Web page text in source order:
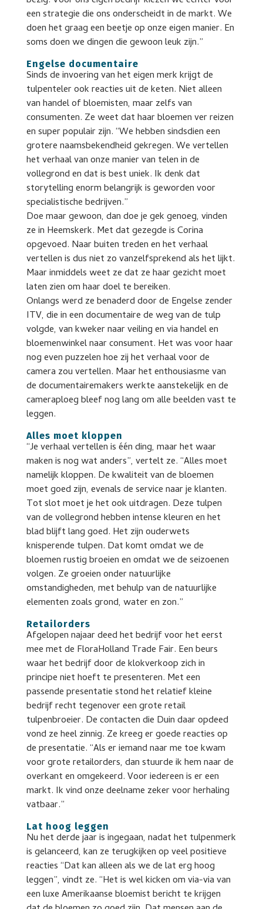
een strategie die ons onderscheidt in de markt. We
doen het graag een beetje op onze eigen manier. En
soms doen we dingen die gewoon leuk zijn.”
Engelse documentaire
Sinds de invoering van het eigen merk krijgt de
tulpenteler ook reacties uit de keten. Niet alleen
van handel of bloemisten, maar zelfs van
consumenten. Ze weet dat haar bloemen ver reizen
en super populair zijn. “We hebben sindsdien een
grotere naamsbekendheid gekregen. We vertellen
het verhaal van onze manier van telen in de
vollegrond en dat is best uniek. Ik denk dat
storytelling enorm belangrijk is geworden voor
specialistische bedrijven.”
Doe maar gewoon, dan doe je gek genoeg, vinden
ze in Heemskerk. Met dat gezegde is Corina
opgevoed. Naar buiten treden en het verhaal
vertellen is dus niet zo vanzelfsprekend als het lijkt.
Maar inmiddels weet ze dat ze haar gezicht moet
laten zien om haar doel te bereiken.
Onlangs werd ze benaderd door de Engelse zender
ITV, die in een documentaire de weg van de tulp
volgde, van kweker naar veiling en via handel en
bloemenwinkel naar consument. Het was voor haar
nog even puzzelen hoe zij het verhaal voor de
camera zou vertellen. Maar het enthousiasme van
de documentairemakers werkte aanstekelijk en de
cameraploeg bleef nog lang om alle beelden vast te
leggen.
Alles moet kloppen
“Je verhaal vertellen is één ding, maar het waar
maken is nog wat anders”, vertelt ze. “Alles moet
namelijk kloppen. De kwaliteit van de bloemen
moet goed zijn, evenals de service naar je klanten.
Tot slot moet je het ook uitdragen. Deze tulpen
van de vollegrond hebben intense kleuren en het
blad blijft lang goed. Het zijn ouderwets
knisperende tulpen. Dat komt omdat we de
bloemen rustig broeien en omdat we de seizoenen
volgen. Ze groeien onder natuurlijke
omstandigheden, met behulp van de natuurlijke
elementen zoals grond, water en zon.”
Retailorders
Afgelopen najaar deed het bedrijf voor het eerst
mee met de FloraHolland Trade Fair. Een beurs
waar het bedrijf door de klokverkoop zich in
principe niet hoeft te presenteren. Met een
passende presentatie stond het relatief kleine
bedrijf recht tegenover een grote retail
tulpenbroeier. De contacten die Duin daar opdeed
vond ze heel zinnig. Ze kreeg er goede reacties op
de presentatie. “Als er iemand naar me toe kwam
voor grote retailorders, dan stuurde ik hem naar de
overkant en omgekeerd. Voor iedereen is er een
markt. Ik vind onze deelname zeker voor herhaling
vatbaar.”
Lat hoog leggen
Nu het derde jaar is ingegaan, nadat het tulpenmerk
is gelanceerd, kan ze terugkijken op veel positieve
reacties “Dat kan alleen als we de lat erg hoog
leggen”, vindt ze. “Het is wel kicken om via-via van
een luxe Amerikaanse bloemist bericht te krijgen